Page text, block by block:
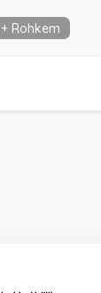
+ Rohkem